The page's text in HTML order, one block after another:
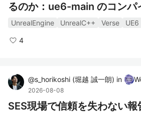
るのか：ue6-main のコンパ
実行パイプラインを調べてみ
UnrealEngine UnrealC++ Verse UE6
4
@s_horikoshi (堀越 誠一朗) in
2026-08-08
SES現場で信頼を失わない